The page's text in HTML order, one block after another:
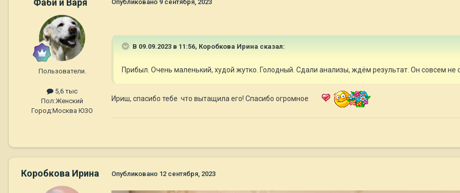
Пользователи.
5,6 тыс
Пол:Женский
Город:Москва ЮЗО
Опубликовано 9 сентября, 2023
В 09.09.2023 в 11:56, Коробкова Ирина сказал:
Прибыл. Очень маленький, худой жутко. Голодный. Сдали анализы, ждём результат. Он совсем не
Ириш, спасибо тебе что вытащила его! Спасибо огромное
Коробкова Ирина Опубликовано 12 сентября, 2023